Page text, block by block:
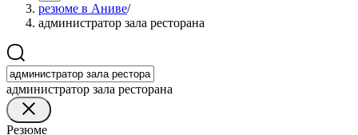
резюме в Аниве/
администратор зала ресторана
администратор зала ресторана
Резюме